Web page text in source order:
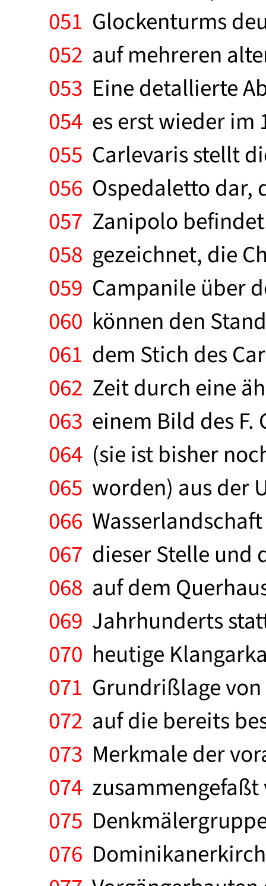
051 Glockenturms
052 auf mehreren
053 Eine detallierte
054 es erst wieder im
055 Carlevaris stellt
056 Ospedaletto dar,
057 Zanipolo
058 gezeichnet, die
059 Campanile über
060 können den
061 dem Stich des
062 Zeit durch eine
063 einem Bild des
064 (sie ist bisher
065 worden) aus der
066
067 dieser Stelle und
068 auf dem
069 Jahrhunderts
070 heutige
071 Grundrißlage
072 auf die bereits
073 Merkmale der
074
075
076